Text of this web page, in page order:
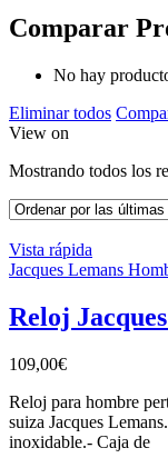
Comparar
No hay
Eliminar todos
View on
Mostrando todos los
Vista rápida
Jacques Lemans
Reloj
109,00€
Reloj para hombre
suiza Jacques
inoxidable.- Caja de